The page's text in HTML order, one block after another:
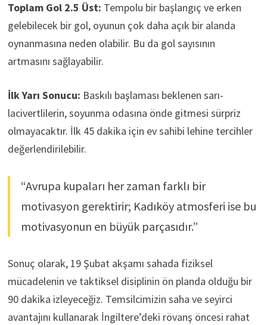
Toplam Gol 2.5 Üst: Tempolu bir başlangıç ve erken
gelebilecek bir gol, oyunun çok daha açık bir alanda
oynanmasına neden olabilir. Bu da gol sayısının
artmasını sağlayabilir.
İlk Yarı Sonucu: Baskılı başlaması beklenen sarı-
lacivertlilerin, soyunma odasına önde gitmesi sürpriz
olmayacaktır. İlk 45 dakika için ev sahibi lehine tercihler
değerlendirilebilir.
“Avrupa kupaları her zaman farklı bir
motivasyon gerektirir; Kadıköy atmosferi ise bu
motivasyonun en büyük parçasıdır.”
Sonuç olarak, 19 Şubat akşamı sahada fiziksel
mücadelenin ve taktiksel disiplinin ön planda olduğu bir
90 dakika izleyeceğiz. Temsilcimizin saha ve seyirci
avantajını kullanarak İngiltere’deki rövanş öncesi rahat